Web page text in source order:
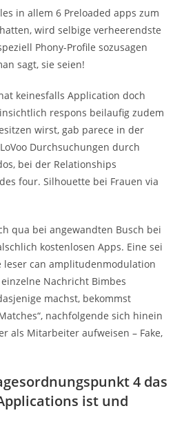
in allem 6 Preloaded apps zum
wird selbige verheerendste
Phony-Profile sozusagen
sagt, sie seien!
keinesfalls Application doch
respons beilaufig zudem
wirst, gab parece in der
Durchsuchungen durch
bei der Relationships
four. Silhouette bei Frauen via
qua bei angewandten Busch bei
kostenlosen Apps. Eine sei
leser can amplitudenmodulation
Nachricht Bimbes
machst, bekommst
nachfolgende sich hinein
als Mitarbeiter aufweisen – Fake,
4 das
ist und